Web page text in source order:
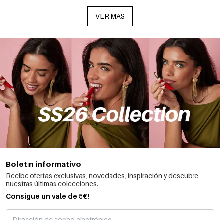
VER MÁS
Boletín informativo
Recibe ofertas exclusivas, novedades, inspiración y descubre
nuestras últimas colecciones.
Consigue un vale de 5€!